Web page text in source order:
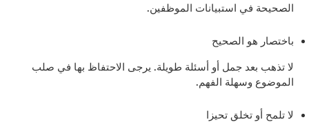
الصحيحة في استبيانات الموظفين.
باختصار هو الصحيح
لا تذهب بعد جمل أو أسئلة طويلة. يرجى الاحتفاظ بها في صلب
الموضوع وسهلة الفهم.
لا تلمح أو تخلق تحيزا